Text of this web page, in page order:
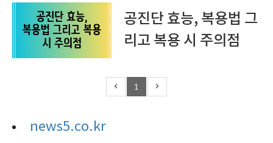
공진단 효능, 복용법 그
리고 복용 시 주의점
1
news5.co.kr